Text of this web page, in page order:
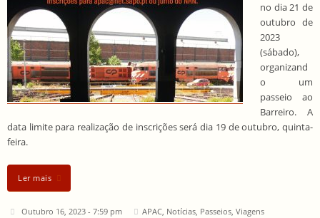
no dia 21 de
outubro de
2023
(sábado),
organizand
o um
passeio ao
Barreiro. A
data limite para realização de inscrições será dia 19 de outubro, quinta-
feira.
Ler mais
Outubro 16, 2023 - 7:59 pm APAC, Notícias, Passeios,Viagens